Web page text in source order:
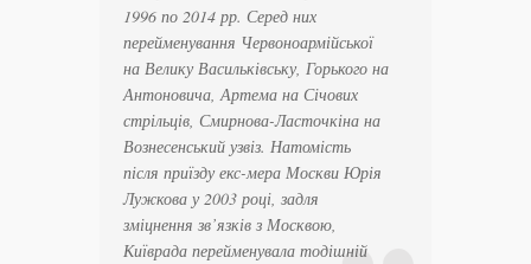
1996 по 2014 рр. Серед них
перейменування Червоноармійської
на Велику Васильківську, Горького на
Антоновича, Артема на Січових
стрільців, Смирнова-Ласточкіна на
Вознесенський узвіз. Натомість
після приїзду екс-мера Москви Юрія
Лужкова у 2003 році, задля
зміцнення зв’язків з Москвою,
Київрада перейменувала тодішній